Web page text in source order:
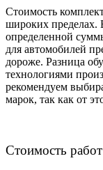
Стоимость
широких пределах.
определенной
для автомобилей
дороже. Разница
технологиями
рекомендуем
марок, так как от
Стоимость